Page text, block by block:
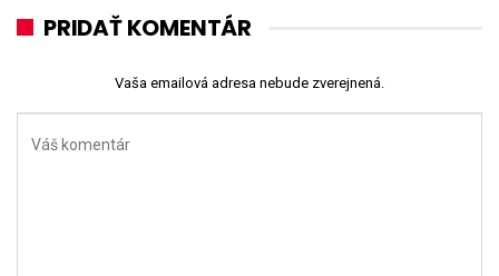
PRIDAŤ KOMENTÁR
Vaša emailová adresa nebude zverejnená.